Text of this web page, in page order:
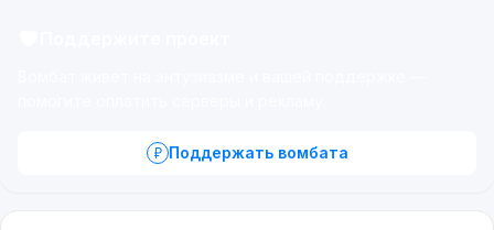
Поддержать вомбата